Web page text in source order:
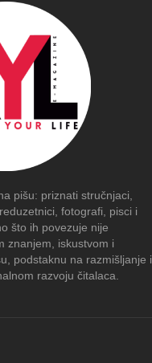
pišu: priznati stručnjaci,
fotografi, pisci i
što ih povezuje nije
znanjem, iskustvom i
podstaknu na razmišljanje i
razvoju čitalaca.